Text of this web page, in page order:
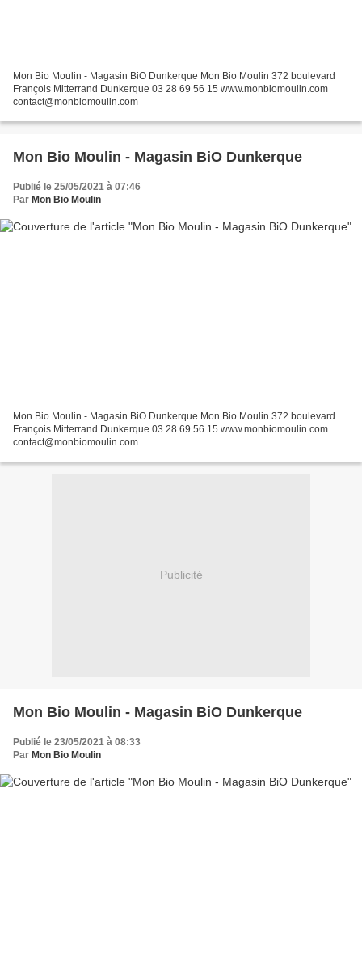
Mon Bio Moulin - Magasin BiO Dunkerque Mon Bio Moulin 372 boulevard
François Mitterrand Dunkerque 03 28 69 56 15 www.monbiomoulin.com
contact@monbiomoulin.com
Mon Bio Moulin - Magasin BiO Dunkerque
Publié le 25/05/2021 à 07:46
Par Mon Bio Moulin
Mon Bio Moulin - Magasin BiO Dunkerque Mon Bio Moulin 372 boulevard
François Mitterrand Dunkerque 03 28 69 56 15 www.monbiomoulin.com
contact@monbiomoulin.com
Publicité
Mon Bio Moulin - Magasin BiO Dunkerque
Publié le 23/05/2021 à 08:33
Par Mon Bio Moulin